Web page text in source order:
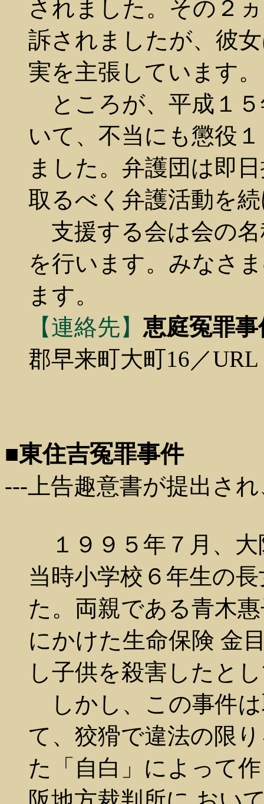
されました。その２
訴されましたが、彼
実を主張しています。
ところが、平成１５
いて、不当にも懲役
ました。弁護団は即
取るべく弁護活動を
支援する会は会の名
を行います。みなさ
ます。
【連絡先】 恵庭冤罪
郡早来町大町16／URL
■東住吉冤罪事件
---上告趣意書が提出さ
１９９５年７月、大
当時小学校６年生の
た。両親である青木
にかけた生命保険 金
し子供を殺害したと
しかし、この事件
て、狡猾で違法の限
た「自白」によって